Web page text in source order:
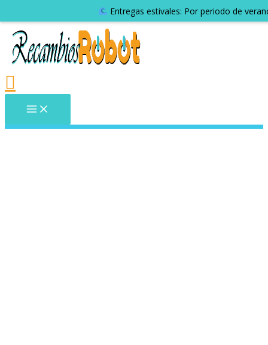
Entregas estivales: Por periodo de